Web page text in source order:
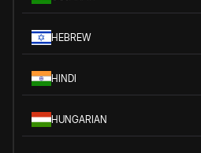
HEBREW
HINDI
HUNGARIAN